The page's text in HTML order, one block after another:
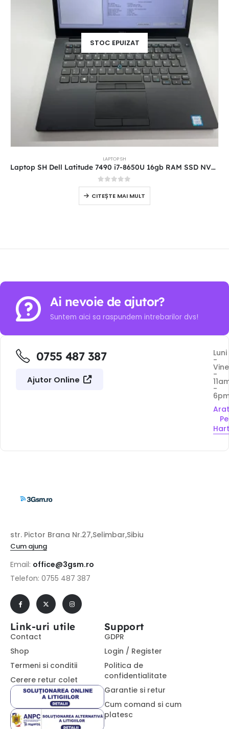
STOC EPUIZAT
LAPTOP SH
Laptop SH Dell Latitude 7490 i7-8650U 16gb RAM SSD NVME 512 Touchscreen
0out of 5
CITEȘTE MAI MULT
Ai nevoie de ajutor?
Suntem aici sa raspundem intrebarilor dvs!
0755 487 387
Ajutor Online
Luni
-
-
-
Pe
str. Pictor Brana Nr.27,Selimbar,Sibiu
Cum ajung
Email: office@3gsm.ro
Telefon: 0755 487 387
Link-uri utile
Contact
Shop
Termeni si conditii
Cerere retur colet
Support
GDPR
Login / Register
Politica de
confidentialitate
Garantie si retur
Cum comand si cum
platesc